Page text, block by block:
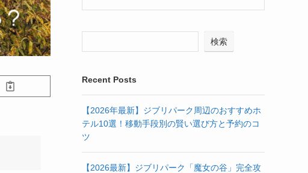
検索
Recent Posts
【2026年最新】ジブリパーク周辺のおすすめホ
テル10選！移動手段別の賢い選び方と予約のコ
ツ
【2026最新】ジブリパーク「魔女の谷」完全攻